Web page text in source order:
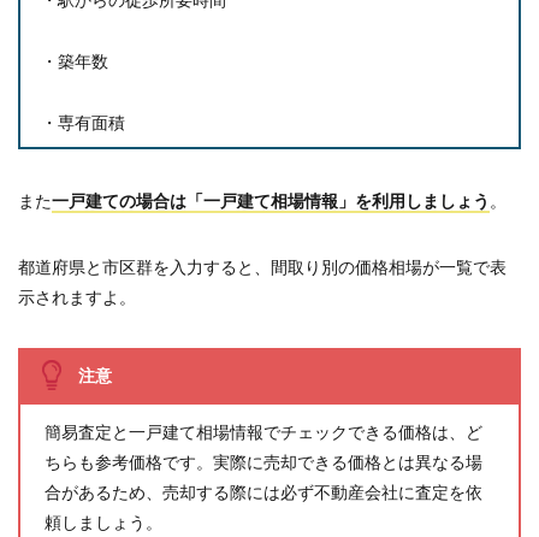
・築年数
・専有面積
また一戸建ての場合は「一戸建て相場情報」を利用しましょう 。
都道府県と市区群を入力すると、間取り別の価格相場が一覧で表
示されますよ。
注意
簡易査定と一戸建て相場情報でチェックできる価格は、ど
ちらも参考価格です。実際に売却できる価格とは異なる場
合があるため、売却する際には必ず不動産会社に査定を依
頼しましょう。